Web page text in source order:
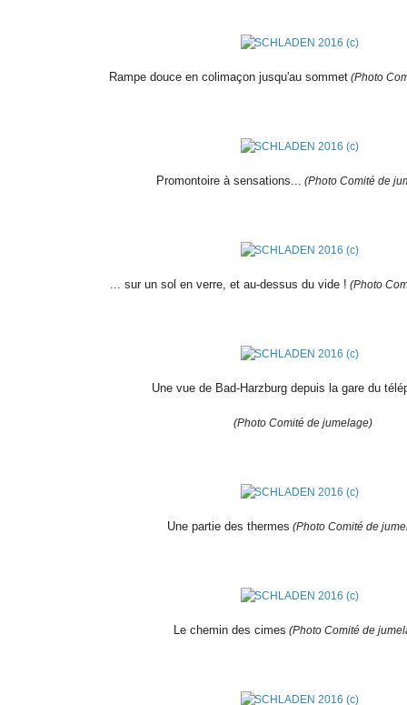
Rampe douce en colimaçon jusqu'au sommet (Photo
Promontoire à sensations... (Photo Comité de
... sur un sol en verre, et au-dessus du vide ! (Photo
Une vue de Bad-Harzburg depuis la gare du
(Photo Comité de jumelage)
Une partie des thermes (Photo Comité de
Le chemin des cimes (Photo Comité de